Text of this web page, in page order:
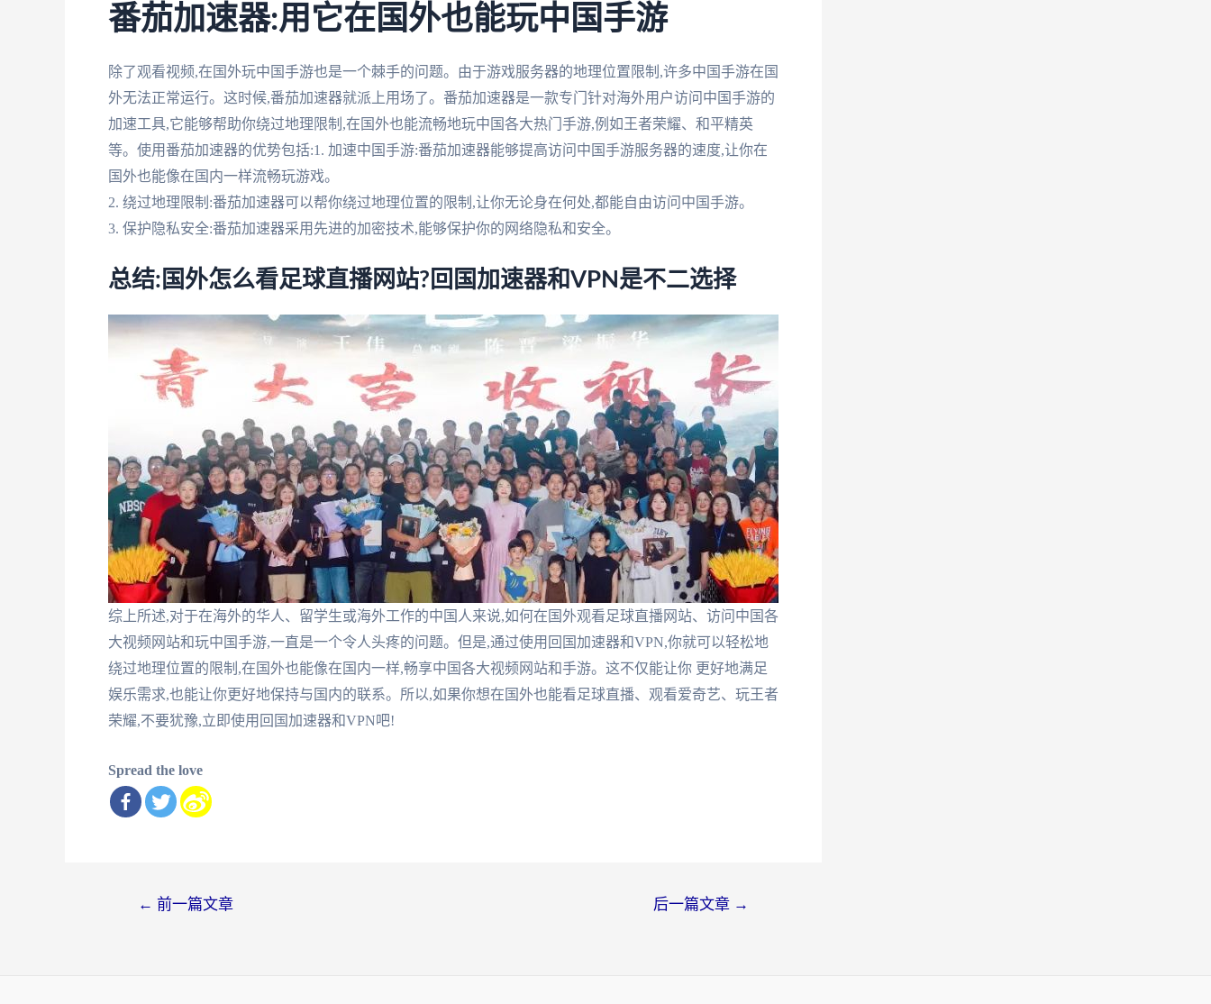
番茄加速器:用它在国外也能玩中国手游
除了观看视频,在国外玩中国手游也是一个棘手的问题。由于游戏服务器的地理位置限制,许多中国手游在国
外无法正常运行。这时候,番茄加速器就派上用场了。番茄加速器是一款专门针对海外用户访问中国手游的
加速工具,它能够帮助你绕过地理限制,在国外也能流畅地玩中国各大热门手游,例如王者荣耀、和平精英
等。使用番茄加速器的优势包括:1. 加速中国手游:番茄加速器能够提高访问中国手游服务器的速度,让你在
国外也能像在国内一样流畅玩游戏。
2. 绕过地理限制:番茄加速器可以帮你绕过地理位置的限制,让你无论身在何处,都能自由访问中国手游。
3. 保护隐私安全:番茄加速器采用先进的加密技术,能够保护你的网络隐私和安全。
总结:国外怎么看足球直播网站?回国加速器和VPN是不二选择
综上所述,对于在海外的华人、留学生或海外工作的中国人来说,如何在国外观看足球直播网站、访问中国各
大视频网站和玩中国手游,一直是一个令人头疼的问题。但是,通过使用回国加速器和VPN,你就可以轻松地
绕过地理位置的限制,在国外也能像在国内一样,畅享中国各大视频网站和手游。这不仅能让你 更好地满足
娱乐需求,也能让你更好地保持与国内的联系。所以,如果你想在国外也能看足球直播、观看爱奇艺、玩王者
荣耀,不要犹豫,立即使用回国加速器和VPN吧!
Spread the love
← 前一篇文章 后一篇文章 →